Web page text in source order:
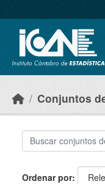
Conjuntos
Ordenar por